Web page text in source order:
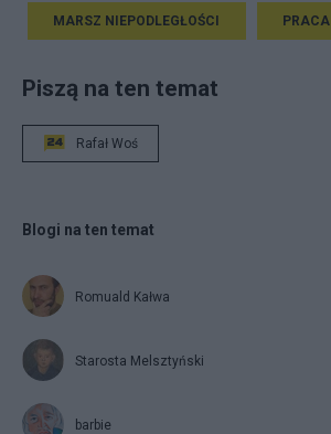
MARSZ NIEPODLEGŁOŚCI PRACA
Piszą na ten temat
Rafał Woś
Blogi na ten temat
Romuald Kałwa
Starosta Melsztyński
barbie